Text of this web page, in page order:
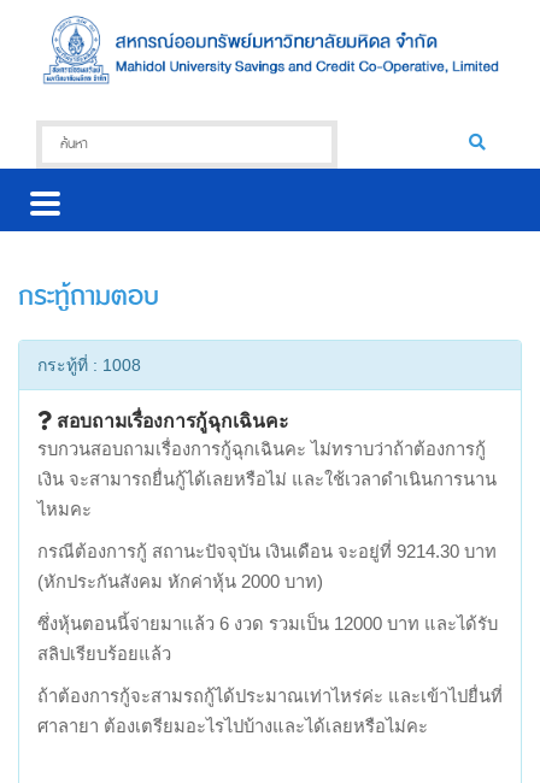
กระทู้ถามตอบ
กระทู้ที่ : 1008
สอบถามเรื่องการกู้ฉุกเฉินคะ
รบกวนสอบถามเรื่องการกู้ฉุกเฉินคะ ไม่ทราบว่าถ้าต้องการกู้
เงิน จะสามารถยื่นกู้ได้เลยหรือไม่ และใช้เวลาดำเนินการนาน
ไหมคะ
กรณีต้องการกู้ สถานะปัจจุบัน เงินเดือน จะอยู่ที่ 9214.30 บาท
(หักประกันสังคม หักค่าหุ้น 2000 บาท)
ซึ่งหุ้นตอนนี้จ่ายมาแล้ว 6 งวด รวมเป็น 12000 บาท และได้รับ
สลิปเรียบร้อยแล้ว
ถ้าต้องการกู้จะสามรถกู้ได้ประมาณเท่าไหร่ค่ะ และเข้าไปยื่นที่
ศาลายา ต้องเตรียมอะไรไปบ้างและได้เลยหรือไม่คะ